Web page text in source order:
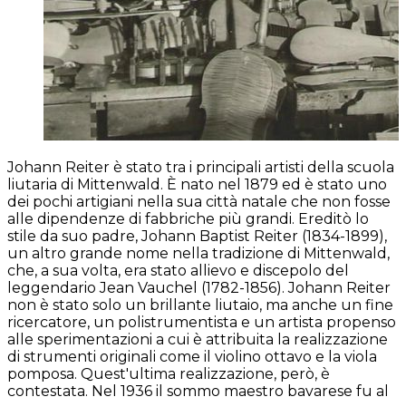
Johann Reiter è stato tra i principali artisti della scuola
liutaria di Mittenwald. È nato nel 1879 ed è stato uno
dei pochi artigiani nella sua città natale che non fosse
alle dipendenze di fabbriche più grandi. Ereditò lo
stile da suo padre, Johann Baptist Reiter (1834-1899),
un altro grande nome nella tradizione di Mittenwald,
che, a sua volta, era stato allievo e discepolo del
leggendario Jean Vauchel (1782-1856). Johann Reiter
non è stato solo un brillante liutaio, ma anche un fine
ricercatore, un polistrumentista e un artista propenso
alle sperimentazioni a cui è attribuita la realizzazione
di strumenti originali come il violino ottavo e la viola
pomposa. Quest'ultima realizzazione, però, è
contestata. Nel 1936 il sommo maestro bavarese fu al